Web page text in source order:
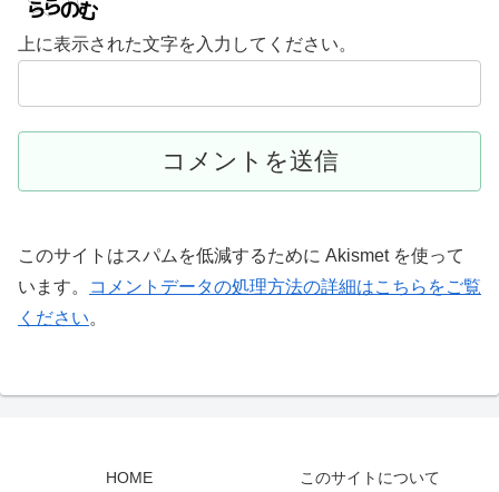
上に表示された文字を入力してください。
このサイトはスパムを低減するために Akismet を使って
います。
コメントデータの処理方法の詳細はこちらをご覧
ください。
HOME このサイトについて